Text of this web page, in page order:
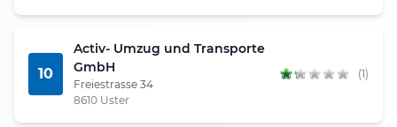
10
Activ- Umzug und Transporte
GmbH
Freiestrasse 34
8610 Uster
(1)